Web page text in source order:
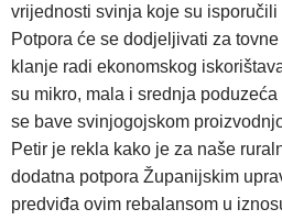
vrijednosti svinja koje su isporučili
Potpora će se dodjeljivati za
klanje radi ekonomskog
su mikro, mala i srednja
se bave svinjogojskom
Petir je rekla kako je za naše
dodatna potpora Županijskim
predviđa ovim rebalansom u